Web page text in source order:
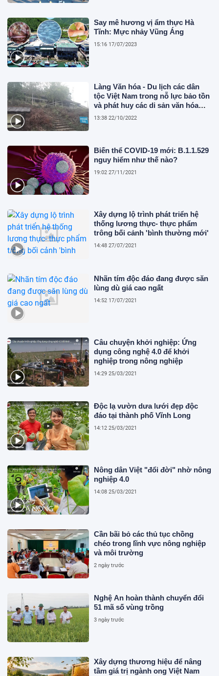
Say mê hương vị ẩm thực Hà
Tĩnh: Mực nhảy Vũng Áng
15:16 17/07/2023
Làng Văn hóa - Du lịch các dân
tộc Việt Nam trong nỗ lực bảo tồn
và phát huy các di sản văn hóa
dân tộc
13:38 22/10/2022
Biến thể COVID-19 mới: B.1.1.529
nguy hiểm như thế nào?
19:02 27/11/2021
Xây dựng lộ trình phát triển hệ
thống lương thực- thực phẩm
trông bối cảnh 'bình thường mới'
14:48 27/07/2021
Nhãn tím độc đáo đang được săn
lùng dù giá cao ngất
14:52 17/07/2021
Câu chuyện khởi nghiệp: Ứng
dụng công nghệ 4.0 để khởi
nghiệp trong nông nghiệp
14:29 25/03/2021
Độc lạ vườn dưa lưới đẹp độc
đáo tại thành phố Vĩnh Long
14:12 25/03/2021
Nông dân Việt "đổi đời" nhờ nông
nghiệp 4.0
14:08 25/03/2021
Cần bãi bỏ các thủ tục chồng
chéo trong lĩnh vực nông nghiệp
và môi trường
2 ngày trước
Nghệ An hoàn thành chuyển đổi
51 mã số vùng trồng
3 ngày trước
Xây dựng thương hiệu để nâng
tầm giá trị ngành ong Việt Nam